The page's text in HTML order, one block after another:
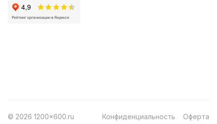
© 2026 1200x600.ru Конфиденциальность Оферта